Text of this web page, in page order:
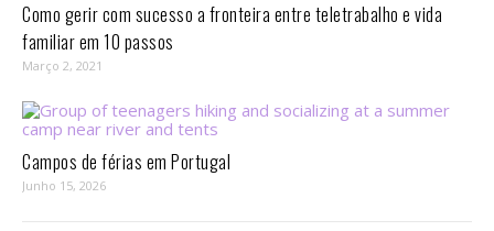
Como gerir com sucesso a fronteira entre teletrabalho e vida
familiar em 10 passos⁣
Março 2, 2021
Campos de férias em Portugal
Junho 15, 2026